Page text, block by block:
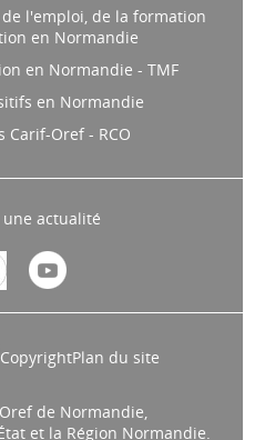
l'emploi, de la formation
de Normandie,